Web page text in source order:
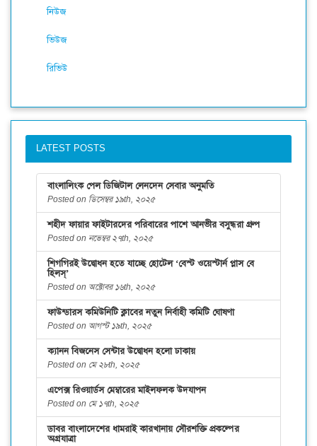
নিউজ
ভিউজ
রিভিউ
LATEST POSTS
বাংলালিংক পেল ডিজিটাল লেনদেন সেবার অনুমতি
Posted on ডিসেম্বর ১৯th, ২০২৫
শহীদ ফায়ার ফাইটারদের পরিবারের পাশে আনভীর বসুন্ধরা গ্রুপ
Posted on নভেম্বর ২৭th, ২০২৫
শিগগিরই উদ্বোধন হতে যাচ্ছে হোটেল ‘বেস্ট ওয়েস্টার্ন প্লাস বে
হিলস্’
Posted on অক্টোবর ১৬th, ২০২৫
ফাউন্ডারস কমিউনিটি ক্লাবের নতুন নির্বাহী কমিটি ঘোষণা
Posted on আগস্ট ১৯th, ২০২৫
ক্যানন বিজনেস সেন্টার উদ্বোধন হলো ঢাকায়
Posted on মে ২৮th, ২০২৫
এপেক্স রিওয়ার্ডস মেম্বারের মাইলফলক উদযাপন
Posted on মে ১৭th, ২০২৫
ডাবর বাংলাদেশের ধামরাই কারখানায় সৌরশক্তি প্রকল্পের
অগ্রযাত্রা